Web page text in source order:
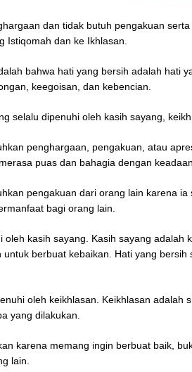
dan tidak butuh pengakuan
Istiqomah dan ke Ikhlasan.
bahwa hati yang bersih adalah hati
keegoisan, dan kebencian.
selalu dipenuhi oleh kasih sayang,
penghargaan, pengakuan, atau
puas dan bahagia dengan
pengakuan dari orang lain karena ia
bagi orang lain.
oleh kasih sayang. Kasih sayang adalah
berbuat kebaikan. Hati yang bersih
oleh keikhlasan. Keikhlasan adalah
yang dilakukan.
karena memang ingin berbuat baik,
lain.